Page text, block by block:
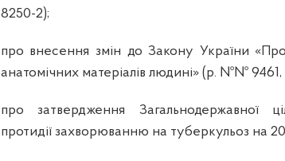
8250-2);
про внесення змін до Закону України «Про
анатомічних матеріалів людині» (р. №№ 9461,
про затвердження Загальнодержавної
протидії захворюванню на туберкульоз на